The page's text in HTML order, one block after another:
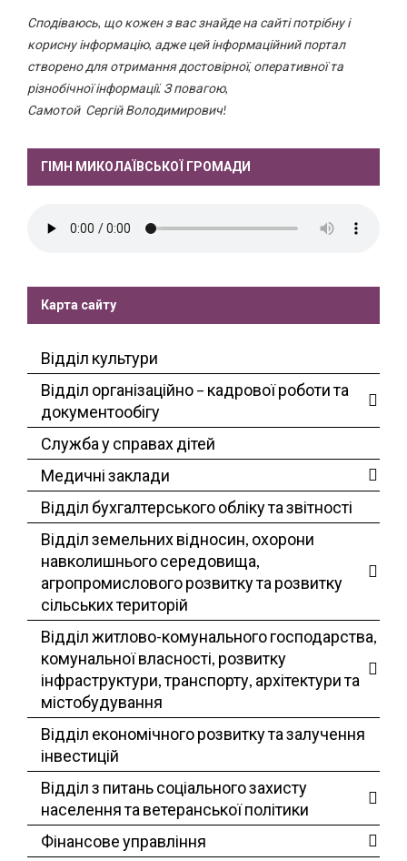
Сподіваюсь, що кожен з вас знайде на сайті потрібну і
корисну інформацію, адже цей інформаційний портал
створено для отримання достовірної, оперативної та
різнобічної інформації. З повагою,
Самотой Сергій Володимирович!
ГІМН МИКОЛАЇВСЬКОЇ ГРОМАДИ
Карта сайту
Відділ культури
Відділ організаційно – кадрової роботи та
документообігу
Служба у справах дітей
Медичні заклади
Відділ бухгалтерського обліку та звітності
Відділ земельних відносин, охорони
навколишнього середовища,
агропромислового розвитку та розвитку
сільських територій
Відділ житлово-комунального господарства,
комунальної власності, розвитку
інфраструктури, транспорту, архітектури та
містобудування
Відділ економічного розвитку та залучення
інвестицій
Відділ з питань соціального захисту
населення та ветеранської політики
Фінансове управління